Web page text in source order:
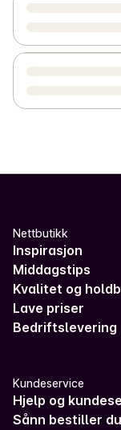
Nettbutikk
Inspirasjon
Middagstips
Kvalitet og
Lave priser
Bedriftslevering
Kundeservice
Hjelp og
Sånn bestiller du